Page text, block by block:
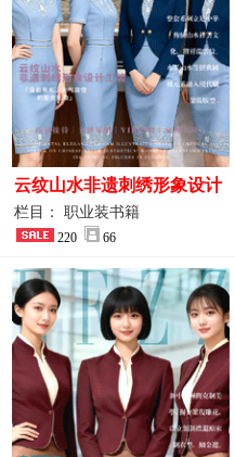
云纹山水非遗刺绣形象设计
工装｜会议礼仪接待人员制
服画册
栏目： 职业装书籍
220 66